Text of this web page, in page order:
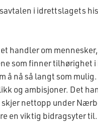
i idrettslagets
handler om
som finner tilhørighet
å nå så langt som
og ambisjoner. Det
nettopp under
en viktig bidragsyter til.